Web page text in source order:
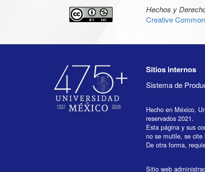
Hechos y
Creative
Sitios internos
Sistema de
Hecho en México,
reservados 2021.
Esta página y sus
no se mutile, se cite
De otra forma,
Sitio web